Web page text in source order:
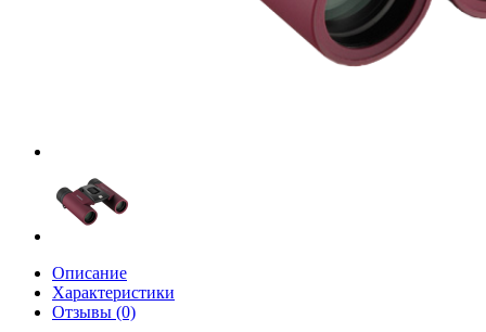
Описание
Характеристики
Отзывы (0)